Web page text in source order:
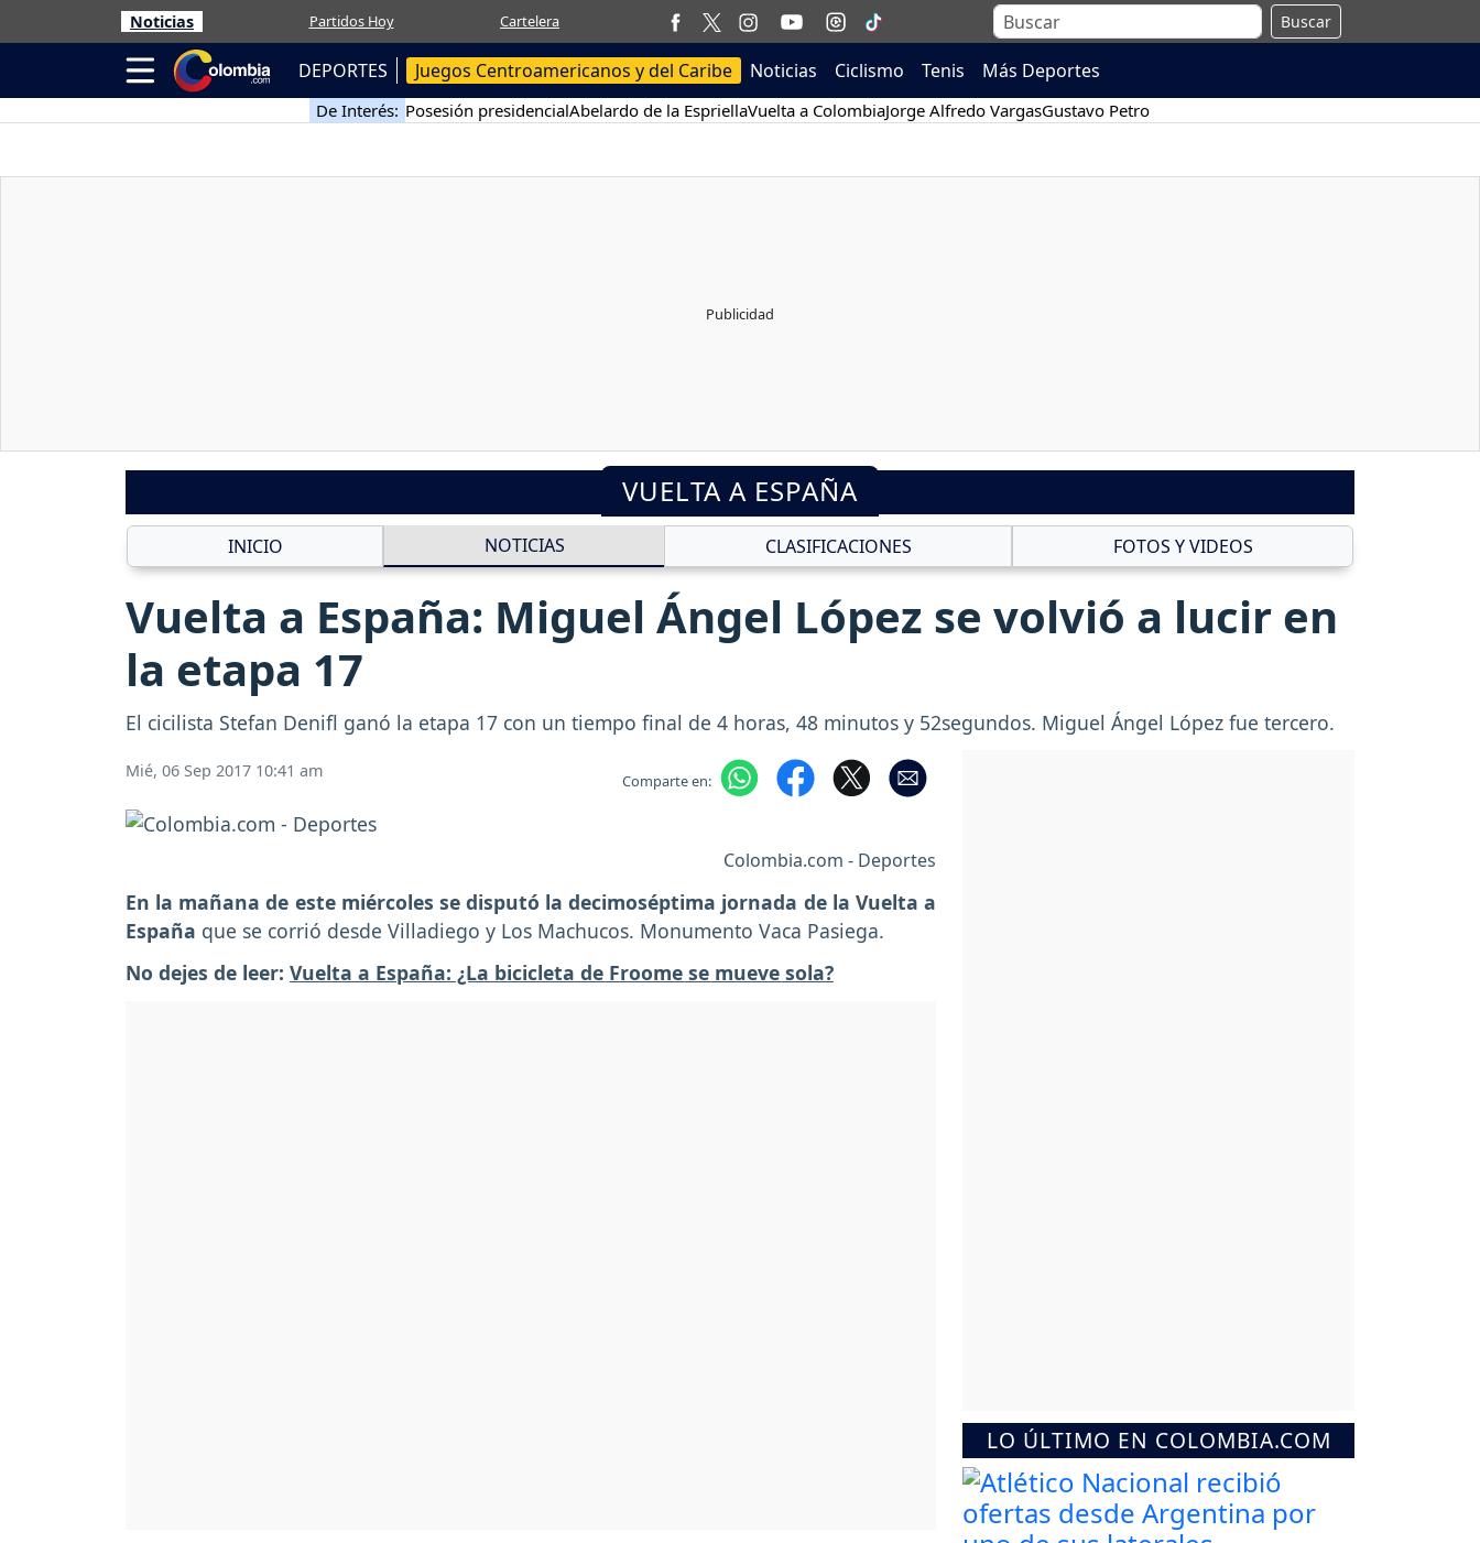
Noticias Partidos Hoy Cartelera Buscar
DEPORTES Juegos Centroamericanos y del Caribe Noticias Ciclismo Tenis Más Deportes
De Interés: Posesión presidencialAbelardo de la EspriellaVuelta a ColombiaJorge Alfredo VargasGustavo Petro
VUELTA A ESPAÑA
INICIO NOTICIAS CLASIFICACIONES FOTOS Y VIDEOS
Vuelta a España: Miguel Ángel López se volvió a lucir en
la etapa 17
El cicilista Stefan Denifl ganó la etapa 17 con un tiempo final de 4 horas, 48 minutos y 52segundos. Miguel Ángel López fue tercero.
Mié, 06 Sep 2017 10:41 am Comparte en:
Colombia.com - Deportes
En la mañana de este miércoles se disputó la decimoséptima jornada de la Vuelta a
España que se corrió desde Villadiego y Los Machucos. Monumento Vaca Pasiega.
No dejes de leer: Vuelta a España: ¿La bicicleta de Froome se mueve sola?
LO ÚLTIMO EN COLOMBIA.COM